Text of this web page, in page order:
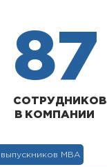
87
СОТРУДНИКОВ
В КОМПАНИИ
выпускников МВА